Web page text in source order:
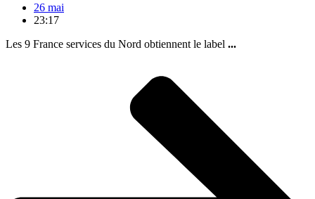
26 mai
23:17
Les 9 France services du Nord obtiennent le label ...